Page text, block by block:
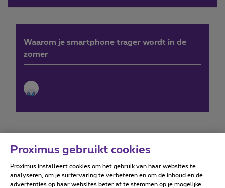
Waarom je smartphone trager wordt in de
zomer
Forumvoorwaarden Accessibility statement
Proximus gebruikt cookies
Proximus installeert cookies om het gebruik van haar websites te
analyseren, om je surfervaring te verbeteren en om de inhoud en de
advertenties op haar websites beter af te stemmen op je mogelijke